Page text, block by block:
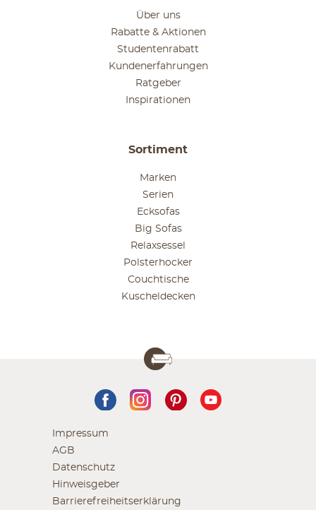
Über uns
Rabatte & Aktionen
Studentenrabatt
Kundenerfahrungen
Ratgeber
Inspirationen
Sortiment
Marken
Serien
Ecksofas
Big Sofas
Relaxsessel
Polsterhocker
Couchtische
Kuscheldecken
Impressum
AGB
Datenschutz
Hinweisgeber
Barrierefreiheitserklärung